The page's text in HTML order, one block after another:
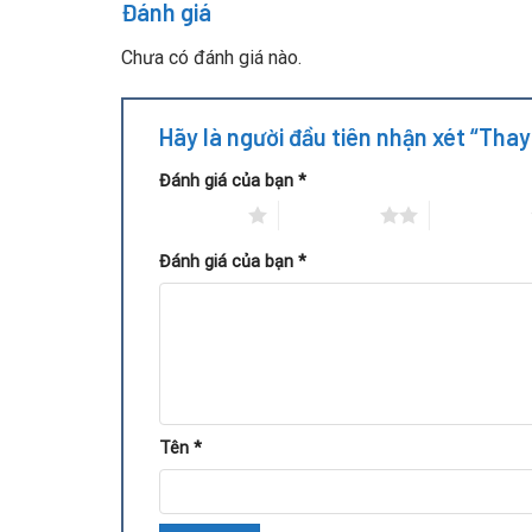
Quy trình thay IC nguồn VGA
Đánh giá
Chưa có đánh giá nào.
Hãy là người đầu tiên nhận xét
Đánh giá của bạn *
Đánh giá của bạn *
Tên *